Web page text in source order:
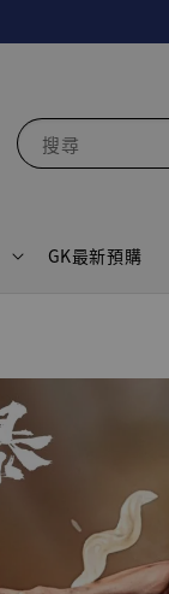
搜尋
GK最新預購